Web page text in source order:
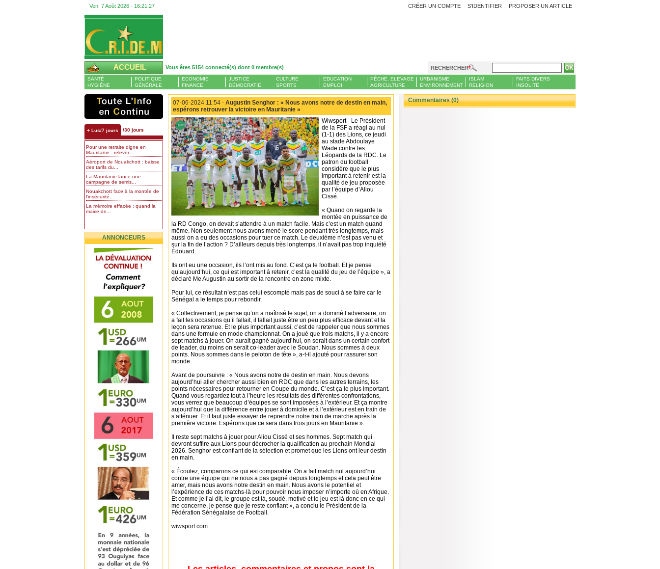
Ven, 7 Août 2026 - 16:21:28 PROPOSER UN ARTICLE
CRÉER UN COMPTE S'IDENTIFIER
ACCUEIL Vous êtes 5154 connecté(s) dont 0 membre(s) RECHERCHER
SANTÉ
HYGIÈNE
POLITIQUE
GÉNÉRALE
ECONOMIE
FINANCE
JUSTICE
DÉMOCRATIE
CULTURE
SPORTS
EDUCATION
EMPLOI
PÊCHE, ELEVAGE
AGRICULTURE
URBANISME
ENVIRONNEMENT
ISLAM
RELIGION
FAITS DIVERS
INSOLITE
+ Lus/7 jours /30 jours
Pour une retraite digne en
Mauritanie : relever...
Aéroport de Nouakchott : baisse
des tarifs du...
La Mauritanie lance une
campagne de semis...
Nouakchott face à la montée de
l’insécurité...
La mémoire effacée : quand la
mairie de...
ANNONCEURS
07-06-2024 11:54 - Augustin Senghor : « Nous avons notre de destin en main,
espérons retrouver la victoire en Mauritanie »
Wiwsport - Le Président
de la FSF a réagi au nul
(1-1) des Lions, ce jeudi
au stade Abdoulaye
Wade contre les
Léopards de la RDC. Le
patron du football
considère que le plus
important à retenir est la
qualité de jeu proposée
par l’équipe d’Aliou
Cissé.
« Quand on regarde la
montée en puissance de
la RD Congo, on devait s’attendre à un match facile. Mais c’est un match quand
même. Non seulement nous avons mené le score pendant très longtemps, mais
aussi on a eu des occasions pour tuer ce match. Le deuxième n’est pas venu et
sur la fin de l’action ? D’ailleurs depuis très longtemps, il n’avait pas trop inquiété
Édouard.
Ils ont eu une occasion, ils l’ont mis au fond. C’est ça le football. Et je pense
qu’aujourd’hui, ce qui est important à retenir, c’est la qualité du jeu de l’équipe », a
déclaré Me Augustin au sortir de la rencontre en zone mixte.
Pour lui, ce résultat n’est pas celui escompté mais pas de souci à se faire car le
Sénégal a le temps pour rebondir.
« Collectivement, je pense qu’on a maîtrisé le sujet, on a dominé l’adversaire, on
a fait les occasions qu’il fallait, il fallait juste être un peu plus efficace devant et la
leçon sera retenue. Et le plus important aussi, c’est de rappeler que nous sommes
dans une formule en mode championnat. On a joué que trois matchs, il y a encore
sept matchs à jouer. On aurait gagné aujourd’hui, on serait dans un certain confort
de leader, du moins on serait co-leader avec le Soudan. Nous sommes à deux
points. Nous sommes dans le peloton de tête », a-t-il ajouté pour rassurer son
monde.
Avant de poursuivre : « Nous avons notre de destin en main. Nous devons
aujourd’hui aller chercher aussi bien en RDC que dans les autres terrains, les
points nécessaires pour retourner en Coupe du monde. C’est ça le plus important.
Quand vous regardez tout à l’heure les résultats des différentes confrontations,
vous verrez que beaucoup d’équipes se sont imposées à l’extérieur. Et ça montre
aujourd’hui que la différence entre jouer à domicile et à l’extérieur est en train de
s’atténuer. Et il faut juste essayer de reprendre notre train de marche après la
première victoire. Espérons que ce sera dans trois jours en Mauritanie ».
Il reste sept matchs à jouer pour Aliou Cissé et ses hommes. Sept match qui
devront suffire aux Lions pour décrocher la qualification au prochain Mondial
2026. Senghor est confiant de la sélection et promet que les Lions ont leur destin
en main.
« Écoutez, comparons ce qui est comparable. On a fait match nul aujourd’hui
contre une équipe qui ne nous a pas gagné depuis longtemps et cela peut être
amer, mais nous avons notre destin en main. Nous avons le potentiel et
l’expérience de ces matchs-là pour pouvoir nous imposer n’importe où en Afrique.
Et comme je l’ai dit, le groupe est là, soudé, motivé et le jeu est là donc en ce qui
me concerne, je pense que je reste confiant », a conclu le Président de la
Fédération Sénégalaise de Football.
wiwsport.com
Commentaires (0)